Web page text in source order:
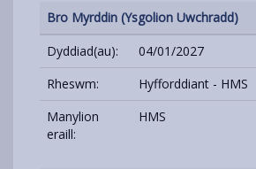
Bro Myrddin (Ysgolion Uwchradd)
Dyddiad(au):
04/01/2027
Rheswm:
Hyfforddiant - HMS
Manylion
eraill:
HMS